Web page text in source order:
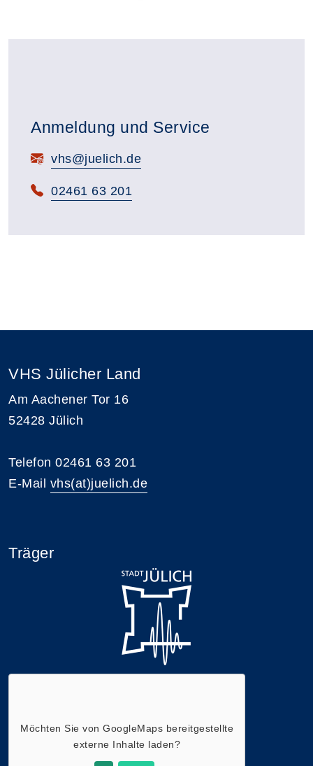
Anmeldung und Service
E-Mail:vhs@juelich.de
Telefon:
02461 63 201
VHS Jülicher Land
Am Aachener Tor 16
52428 Jülich
Telefon 02461 63 201
E-Mail vhs(at)juelich.de
Träger
Möchten Sie vonGoogleMaps bereitgestellte
externe Inhalte laden?